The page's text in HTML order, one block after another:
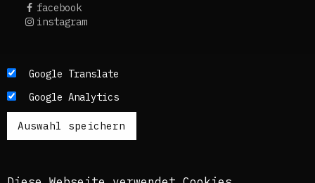
facebook
instagram
Die Texte dieses Blogs werden in der Regel auf
Englisch und Deutsch, perspektivisch auch auf
Französisch publiziert. Um einen möglichst
breiten Zugang zu ermöglichen, nutzen wir
zusätzlich ein automatisches Übersetzungstool.
Es ist dem kuratorischen Team bewusst, dass
Google Translate
Google Analytics